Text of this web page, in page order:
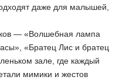
даже для малышей,
— «Волшебная лампа
«Братец Лис и братец
зале, где каждый
мимики и жестов